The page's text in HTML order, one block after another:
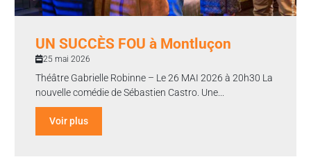
UN SUCCÈS FOU à Montluçon
25 mai 2026
Théâtre Gabrielle Robinne – Le 26 MAI 2026 à 20h30 La
nouvelle comédie de Sébastien Castro. Une...
Voir plus